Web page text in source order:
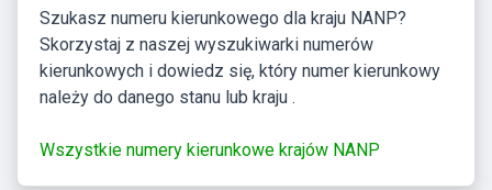
Szukasz numeru kierunkowego dla kraju NANP?
Skorzystaj z naszej wyszukiwarki numerów
kierunkowych i dowiedz się, który numer kierunkowy
należy do danego stanu lub kraju .
Wszystkie numery kierunkowe krajów NANP